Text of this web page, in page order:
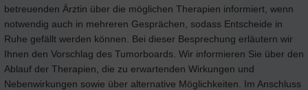
betreuenden Ärztin über die möglichen Therapien informiert, wenn
notwendig auch in mehreren Gesprächen, sodass Entscheide in
Ruhe gefällt werden können. Bei dieser Besprechung erläutern wir
Ihnen den Vorschlag des Tumorboards. Wir informieren Sie über den
Ablauf der Therapien, die zu erwartenden Wirkungen und
Nebenwirkungen sowie über alternative Möglichkeiten. Im Anschluss